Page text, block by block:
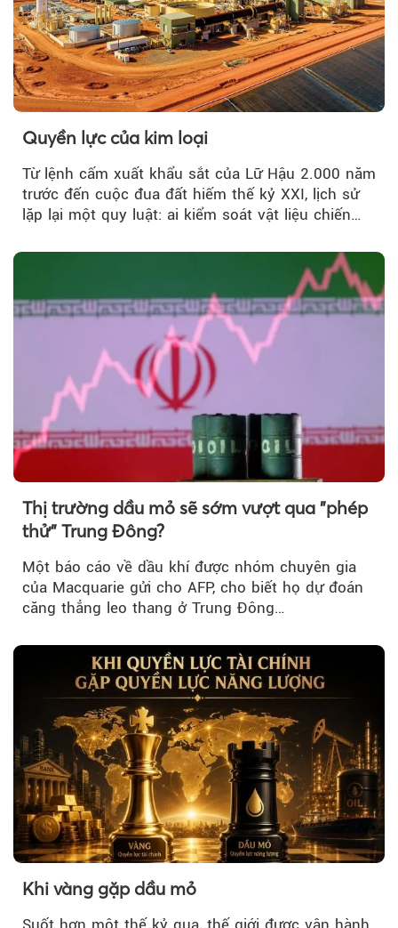
Quyền lực của kim loại
Từ lệnh cấm xuất khẩu sắt của Lữ Hậu 2.000 năm
trước đến cuộc đua đất hiếm thế kỷ XXI, lịch sử
lặp lại một quy luật: ai kiểm soát vật liệu chiến
Thị trường dầu mỏ sẽ sớm vượt qua "phép
thử" Trung Đông?
Một báo cáo về dầu khí được nhóm chuyên gia
của Macquarie gửi cho AFP, cho biết họ dự đoán
căng thẳng leo thang ở Trung Đông…
Khi vàng gặp dầu mỏ
Suốt hơn một thế kỷ qua, thế giới được vận hành